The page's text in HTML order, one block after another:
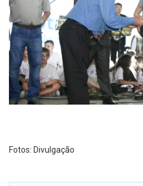
Fotos: Divulgação